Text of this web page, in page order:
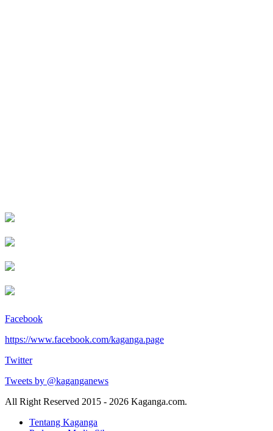
Facebook
https://www.facebook.com/kaganga.page
Twitter
Tweets by @kaganganews
All Right Reserved 2015 - 2026 Kaganga.com.
Tentang Kaganga